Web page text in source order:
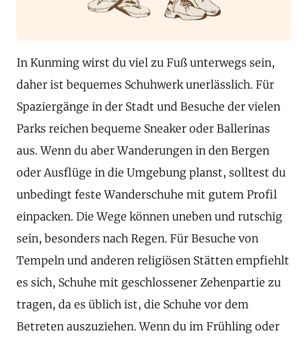
In Kunming wirst du viel zu Fuß unterwegs sein,
daher ist bequemes Schuhwerk unerlässlich. Für
Spaziergänge in der Stadt und Besuche der vielen
Parks reichen bequeme Sneaker oder Ballerinas
aus. Wenn du aber Wanderungen in den Bergen
oder Ausflüge in die Umgebung planst, solltest du
unbedingt feste Wanderschuhe mit gutem Profil
einpacken. Die Wege können uneben und rutschig
sein, besonders nach Regen. Für Besuche von
Tempeln und anderen religiösen Stätten empfiehlt
es sich, Schuhe mit geschlossener Zehenpartie zu
tragen, da es üblich ist, die Schuhe vor dem
Betreten auszuziehen. Wenn du im Frühling oder